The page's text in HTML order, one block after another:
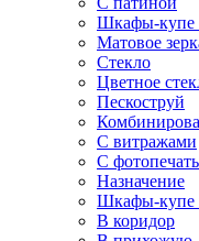
Шкафы-купе
Матовое
Стекло
Цветное
Пескоструй
С витражами
С
Назначение
Шкафы-купе
В коридор